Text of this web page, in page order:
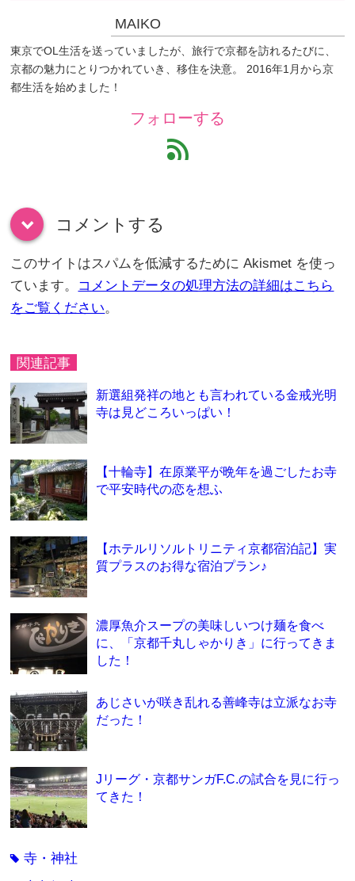
MAIKO
東京でOL生活を送っていましたが、旅行で京都を訪れるたびに、
京都の魅力にとりつかれていき、移住を決意。 2016年1月から京
都生活を始めました！
フォローする
feed
down コメントする
このサイトはスパムを低減するために Akismet を使っ
ています。 コメントデータの処理方法の詳細はこちら
をご覧ください。
関連記事
新選組発祥の地とも言われている金戒光明
寺は見どころいっぱい！
【十輪寺】在原業平が晩年を過ごしたお寺
で平安時代の恋を想ふ
【ホテルリソルトリニティ京都宿泊記】実
質プラスのお得な宿泊プラン♪
濃厚魚介スープの美味しいつけ麺を食べ
に、「京都千丸しゃかりき」に行ってきま
した！
あじさいが咲き乱れる善峰寺は立派なお寺
だった！
Jリーグ・京都サンガF.C.の試合を見に行っ
てきた！
tag寺・神社